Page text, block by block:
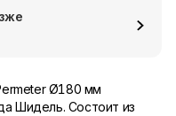
Ø180 мм
Шидель. Состоит из